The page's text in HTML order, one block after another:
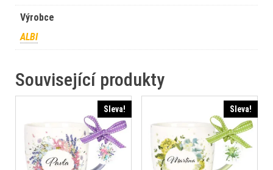
Výrobce
ALBI
Související produkty
Sleva! Sleva!